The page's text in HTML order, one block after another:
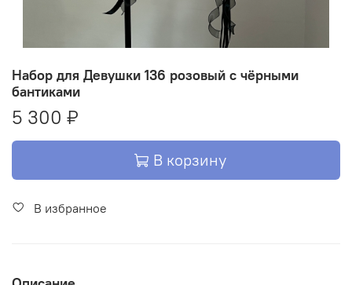
Набор для Девушки 136 розовый с чёрными
бантиками
5 300 ₽
В корзину
В избранное